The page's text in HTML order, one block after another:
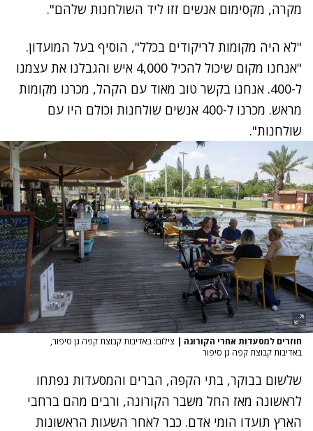
מקרה, מקסימום אנשים זזו ליד השולחנות שלהם".
"לא היה מקומות לריקודים בכלל", הוסיף בעל המועדון.
"אנחנו מקום שיכול להכיל 4,000 איש והגבלנו את עצמנו
ל-400. אנחנו בקשר טוב מאוד עם הקהל, מכרנו מקומות
מראש. מכרנו ל-400 אנשים שולחנות וכולם היו עם
שולחנות".
חוזרים למסעדות אחרי הקורונה | צילום: באדיבות קבוצת קפה גן סיפור,
באדיבות קבוצת קפה גן סיפור
שלשום בבוקר, בתי הקפה, הברים והמסעדות נפתחו
לראשונה מאז החל משבר הקורונה, ורבים מהם ברחבי
הארץ תועדו הומי אדם. כבר לאחר השעות הראשונות